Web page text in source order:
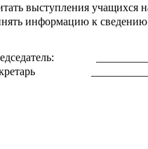
выступления учащихся
информацию к сведению.